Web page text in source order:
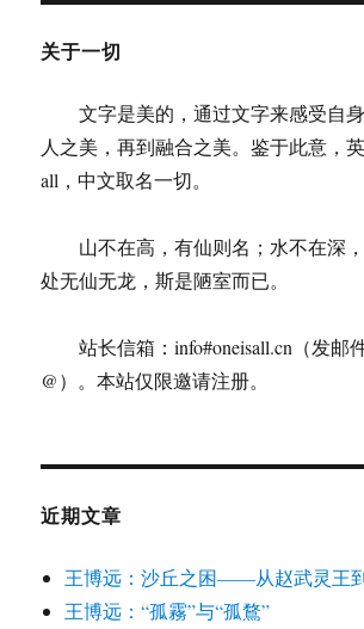
法
关于一切
文字是美的，通过文字来感受自
人之美，再到融合之美。鉴于此意，
all，中文取名一切。
山不在高，有仙则名；水不在深
处无仙无龙，斯是陋室而已。
站长信箱：info#oneisall.cn（发邮
@）。本站仅限邀请注册。
近期文章
王博远：沙丘之困——从赵武灵王到
王博远：“孤霧”与“孤鶩”